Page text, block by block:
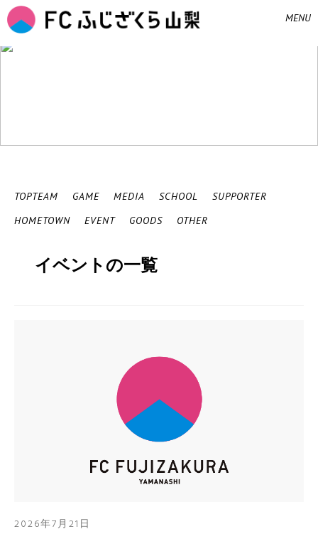
MENU
TOPTEAM GAME MEDIA SCHOOL
SUPPORTER
HOMETOWN
EVENT GOODS OTHER
イベントの一覧
2026年7月21日